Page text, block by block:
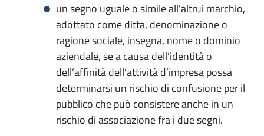
un segno uguale o simile all’altrui marchio,
adottato come ditta, denominazione o
ragione sociale, insegna, nome o dominio
aziendale, se a causa dell’identità o
dell’affinità dell’attività d’impresa possa
determinarsi un rischio di confusione per il
pubblico che può consistere anche in un
rischio di associazione fra i due segni.